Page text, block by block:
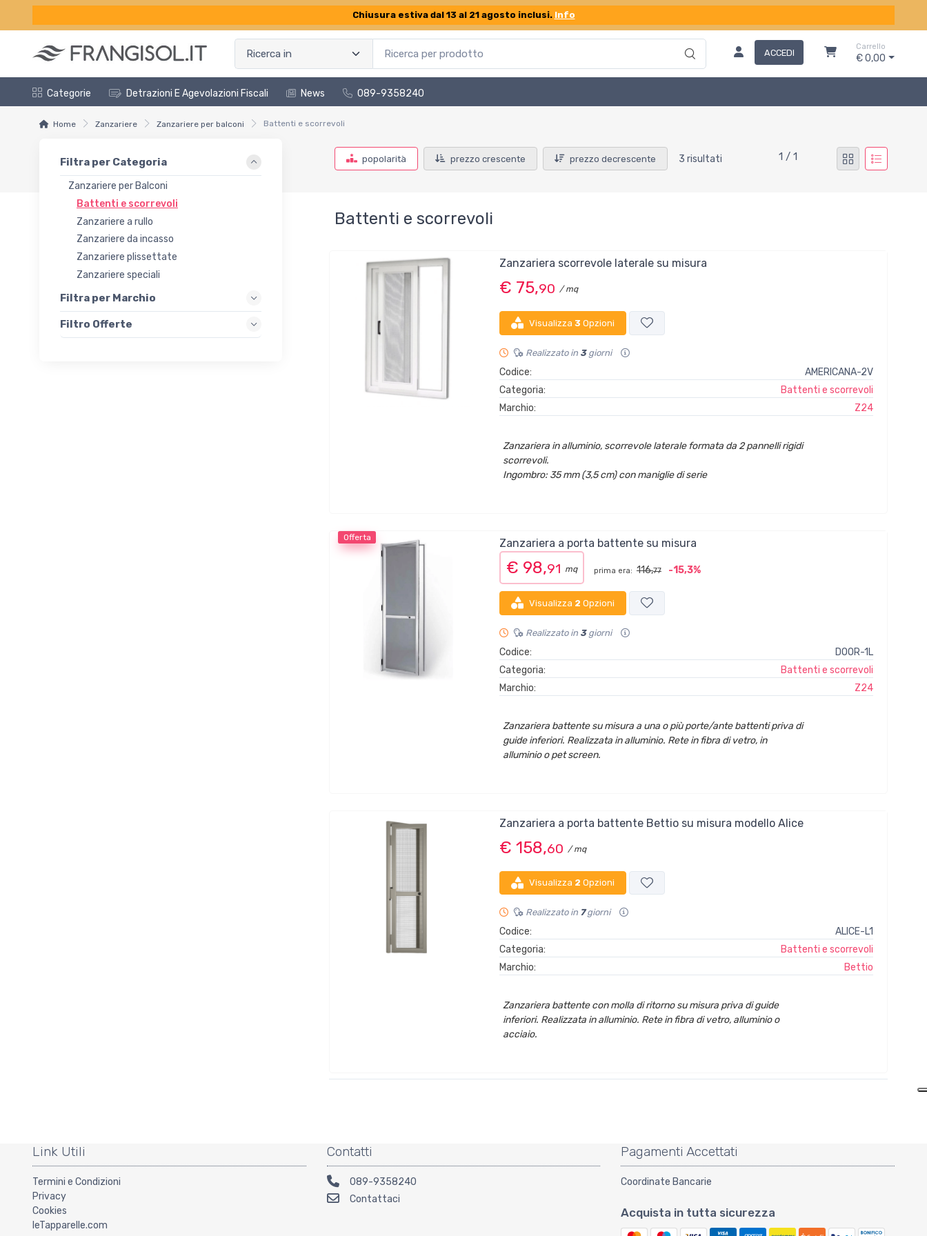
Chiusura estiva dal 13 al 21 agosto inclusi. Info
ACCEDI
Carrello
€ 0,00
Categorie Detrazioni E Agevolazioni Fiscali News 089-9358240
Home Zanzariere Zanzariere per balconi Battenti e scorrevoli
Filtra per Categoria
Zanzariere per Balconi
Battenti e scorrevoli
Zanzariere a rullo
Zanzariere da incasso
Zanzariere plissettate
Zanzariere speciali
Filtra per Marchio
Filtro Offerte
popolarità prezzo crescente prezzo decrescente 3 risultati 1 / 1
Battenti e scorrevoli
Zanzariera scorrevole laterale su misura
€ 75,90 / mq
Visualizza 3 Opzioni
Realizzato in 3giorni
Codice:
AMERICANA-2V
Categoria:
Battenti e scorrevoli
Marchio:
Z24
Zanzariera in alluminio, scorrevole laterale formata da 2 pannelli rigidi
scorrevoli.
Ingombro: 35 mm (3,5 cm) con maniglie di serie
Offerta Zanzariera a porta battente su misura
€ 98,91 mq prima era: 116,77 -15,3%
Visualizza 2 Opzioni
Realizzato in 3giorni
Codice:
DOOR-1L
Categoria:
Battenti e scorrevoli
Marchio:
Z24
Zanzariera battente su misura a una o più porte/ante battenti priva di
guide inferiori. Realizzata in alluminio. Rete in fibra di vetro, in
alluminio o pet screen.
Zanzariera a porta battente Bettio su misura modello Alice
€ 158,60 / mq
Visualizza 2 Opzioni
Realizzato in 7giorni
Codice:
ALICE-L1
Categoria:
Battenti e scorrevoli
Marchio:
Bettio
Zanzariera battente con molla di ritorno su misura priva di guide
inferiori. Realizzata in alluminio. Rete in fibra di vetro, alluminio o
acciaio.
Link Utili
Termini e Condizioni
Privacy
Cookies
leTapparelle.com
Contatti
089-9358240
Contattaci
Pagamenti Accettati
Coordinate Bancarie
Acquista in tutta sicurezza